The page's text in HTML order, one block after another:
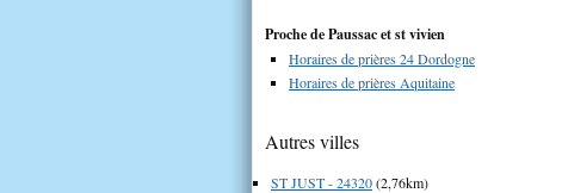
Proche de Paussac et st vivien
Horaires de prières 24 Dordogne
Horaires de prières Aquitaine
Autres villes
ST JUST - 24320(2,76km)